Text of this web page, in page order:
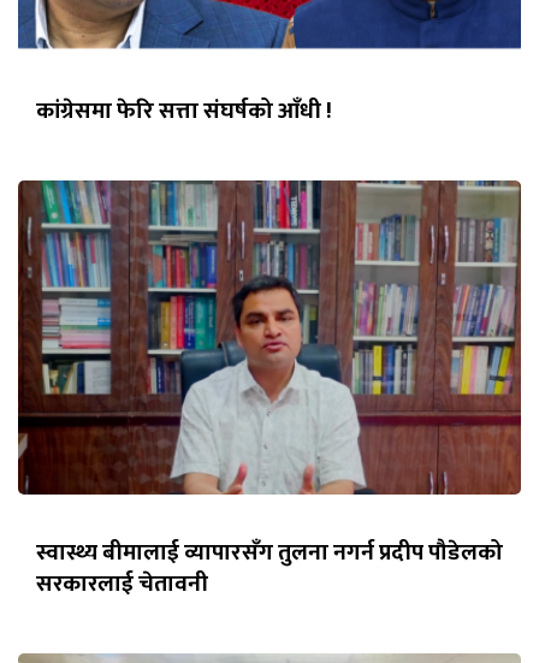
कांग्रेसमा फेरि सत्ता संघर्षको आँधी !
स्वास्थ्य बीमालाई व्यापारसँग तुलना नगर्न प्रदीप पौडेलको
सरकारलाई चेतावनी